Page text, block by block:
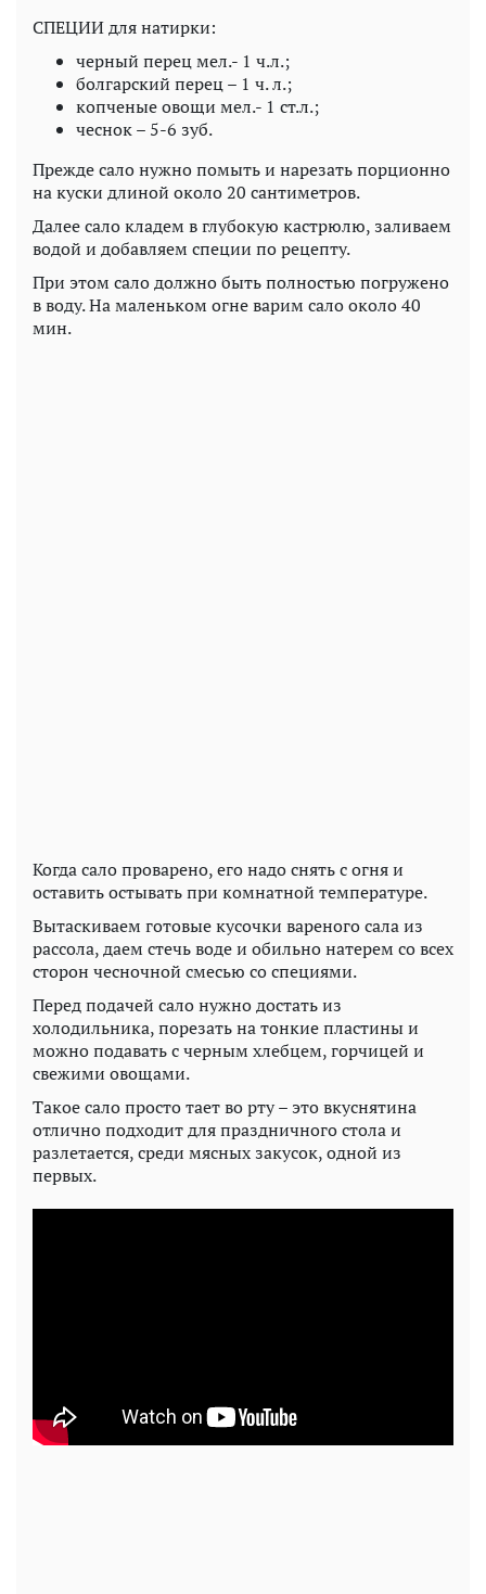
СПЕЦИИ для натирки:
черный перец мел.- 1 ч.л.;
болгарский перец – 1 ч. л.;
копченые овощи мел.- 1 ст.л.;
чеснок – 5-6 зуб.
Прежде сало нужно помыть и нарезать порционно
на куски длиной около 20 сантиметров.
Далее сало кладем в глубокую кастрюлю, заливаем
водой и добавляем специи по рецепту.
При этом сало должно быть полностью погружено
в воду. На маленьком огне варим сало около 40
мин.
Когда сало проварено, его надо снять с огня и
оставить остывать при комнатной температуре.
Вытаскиваем готовые кусочки вареного сала из
рассола, даем стечь воде и обильно натерем со всех
сторон чесночной смесью со специями.
Перед подачей сало нужно достать из
холодильника, порезать на тонкие пластины и
можно подавать с черным хлебцем, горчицей и
свежими овощами.
Такое сало просто тает во рту – это вкуснятина
отлично подходит для праздничного стола и
разлетается, среди мясных закусок, одной из
первых.